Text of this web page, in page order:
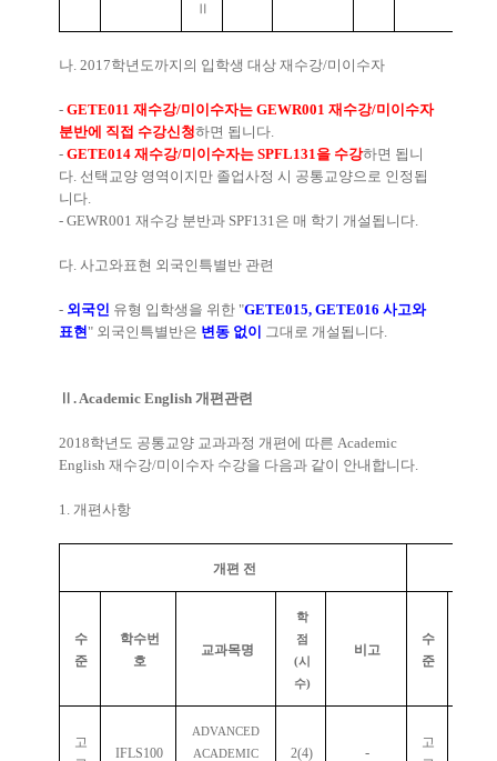
Ⅱ
나. 2017학년도까지의 입학생 대상 재수강/미이수자
- GETE011 재수강/미이수자는 GEWR001 재수강/미이수자
분반에 직접 수강신청하면 됩니다.
- GETE014 재수강/미이수자는 SPFL131을 수강하면 됩니
다. 선택교양 영역이지만 졸업사정 시 공통교양으로 인정됩
니다.
- GEWR001 재수강 분반과 SPF131은 매 학기 개설됩니다.
다. 사고와표현 외국인특별반 관련
- 외국인 유형 입학생을 위한 "GETE015, GETE016 사고와
표현" 외국인특별반은 변동 없이 그대로 개설됩니다.
Ⅱ . Academic English 개편관련
2018학년도 공통교양 교과과정 개편에 따른 Academic
English 재수강/미이수자 수강을 다음과 같이 안내합니다.
1. 개편사항
개편 전
수
준
학수번
호
교과목명
학
점
(시
수)
비고
수
준
고
IFLS100
ADVANCED
ACADEMIC
2(4) -
고